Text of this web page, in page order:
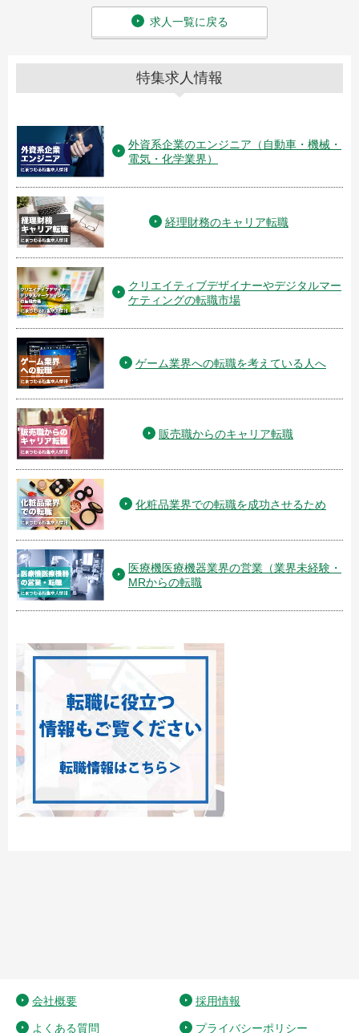
求人一覧に戻る
特集求人情報
外資系企業のエンジニア（自動車・機械・
電気・化学業界）
経理財務のキャリア転職
クリエイティブデザイナーやデジタルマー
ケティングの転職市場
ゲーム業界への転職を考えている人へ
販売職からのキャリア転職
化粧品業界での転職を成功させるため
医療機医療機器業界の営業（業界未経験・
MRからの転職
会社概要 採用情報
よくある質問 プライバシーポリシー